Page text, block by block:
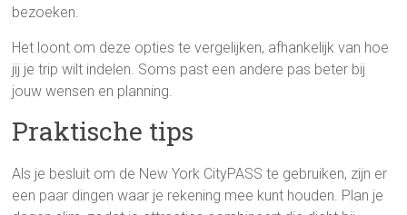
bezoeken.
Het loont om deze opties te vergelijken, afhankelijk van hoe
jij je trip wilt indelen. Soms past een andere pas beter bij
jouw wensen en planning.
Praktische tips
Als je besluit om de New York CityPASS te gebruiken, zijn er
een paar dingen waar je rekening mee kunt houden. Plan je